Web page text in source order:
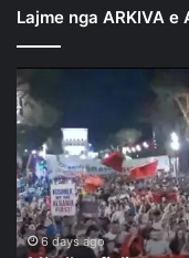
Lajme nga ARKIVA e
Mbyllen
fjalimet
para
Kryeministrisë/
Nis
marshimi
në
rrugët6 days ago